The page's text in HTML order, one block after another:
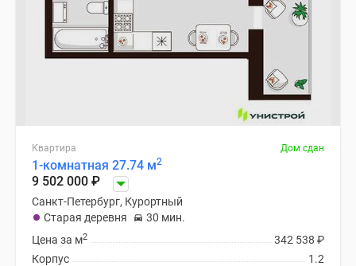
Квартира Дом сдан
1-комнатная 27.74 м2
9 502 000 ₽
Санкт-Петербург, Курортный
Старая деревня
30 мин.
342 538 ₽
Цена за м2
1.2
Корпус